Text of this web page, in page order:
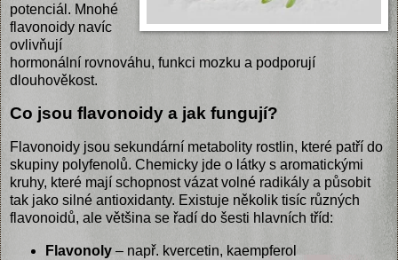
potenciál. Mnohé
flavonoidy navíc
ovlivňují
hormonální rovnováhu, funkci mozku a podporují
dlouhověkost.
Co jsou flavonoidy a jak fungují?
Flavonoidy jsou sekundární metabolity rostlin, které patří do
skupiny polyfenolů. Chemicky jde o látky s aromatickými
kruhy, které mají schopnost vázat volné radikály a působit
tak jako silné antioxidanty. Existuje několik tisíc různých
flavonoidů, ale většina se řadí do šesti hlavních tříd:
Flavonoly– např. kvercetin, kaempferol